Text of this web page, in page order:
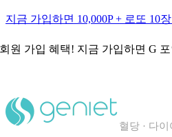
지금 가입하면 10,000P + 로또 10
원 가입 혜택! 지금 가입하면 G
혈당 · 다